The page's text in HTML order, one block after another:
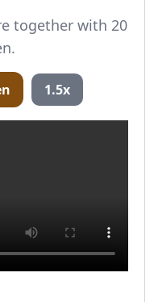
together with 20
1.5x